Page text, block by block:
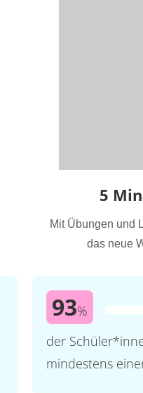
5
Mit Übungen und
das neue
93%
der
mindestens